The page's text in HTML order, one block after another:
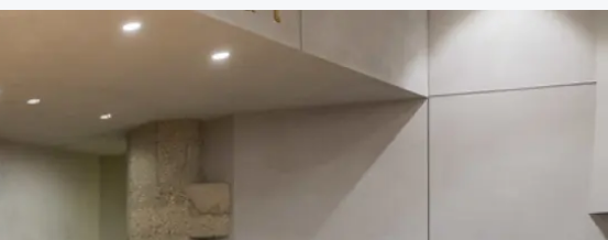
voor advocaten bij hun
van de advocatenpas tot het
en geheimhoudernummers.